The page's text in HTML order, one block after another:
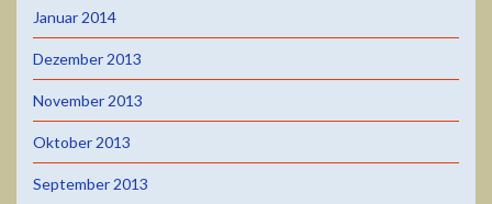
Januar 2014
Dezember 2013
November 2013
Oktober 2013
September 2013